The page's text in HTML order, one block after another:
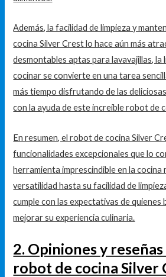
Además, la facilidad de limpieza y
cocina Silver Crest lo hace aún más
desmontables aptas para lavavajillas, la
cocinar se convierte en una tarea
más tiempo disfrutando de las
con la ayuda de este increíble robot de
En resumen, el robot de cocina Silver
funcionalidades excepcionales que lo
herramienta imprescindible en la cocina
versatilidad hasta su facilidad de
cumple con las expectativas de quienes
mejorar su experiencia culinaria.
2. Opiniones y
robot de cocina Silver